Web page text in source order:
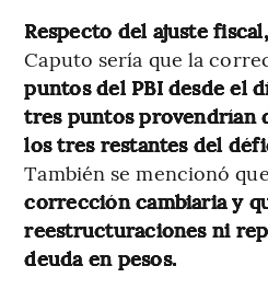
Respecto del ajuste
Caputo sería que la
puntos del PBI desde el
tres puntos
los tres restantes del
También se mencionó que
corrección cambiaria y
reestructuraciones ni
deuda en pesos.